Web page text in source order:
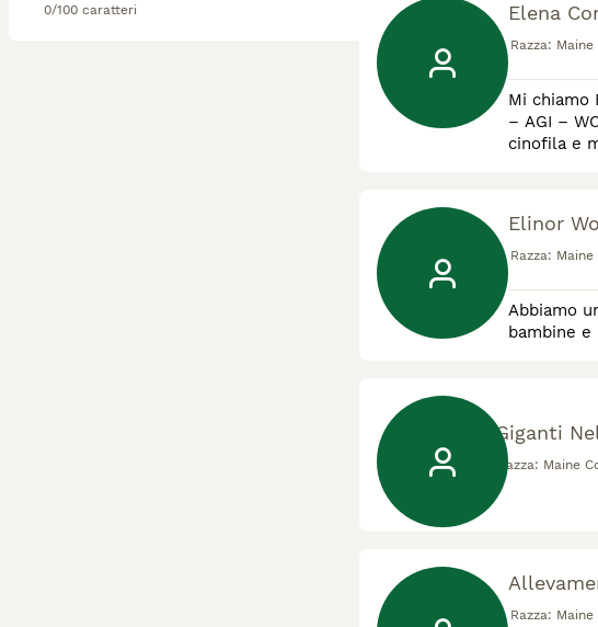
0/100 caratteri Elena
Razza:
Mi chiamo
– AGI –
cinofila e
Elinor
Razza: Maine
Abbiamo
bambine
Giganti
Razza: Maine
Razza: Maine